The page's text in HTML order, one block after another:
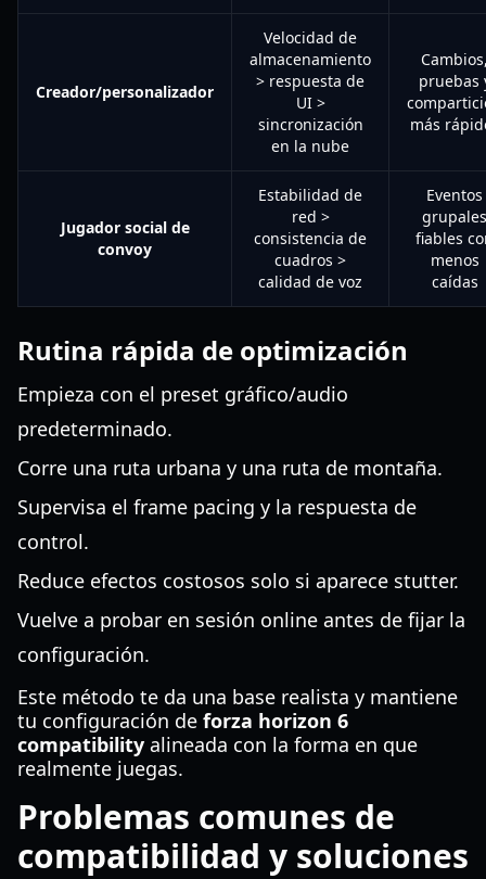
Creador/personalizador
Velocidad de
almacenamiento
> respuesta de
UI >
sincronización
en la nube
pruebas
más
Jugador social de
convoy
Estabilidad de
red >
consistencia de
cuadros >
calidad de voz
Eventos
grupales
fiables
menos
caídas
Rutina rápida de optimización
Empieza con el preset gráfico/audio
predeterminado.
Corre una ruta urbana y una ruta de montaña.
Supervisa el frame pacing y la respuesta de
control.
Reduce efectos costosos solo si aparece stutter.
Vuelve a probar en sesión online antes de fijar la
configuración.
Este método te da una base realista y mantiene
tu configuración de forza horizon 6
compatibility alineada con la forma en que
realmente juegas.
Problemas comunes de
compatibilidad y soluciones